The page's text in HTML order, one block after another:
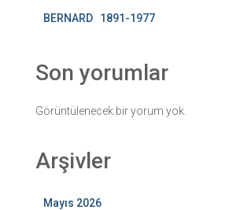
BERNARD 1891-1977
Son yorumlar
Görüntülenecek bir yorum yok.
Arşivler
Mayıs 2026